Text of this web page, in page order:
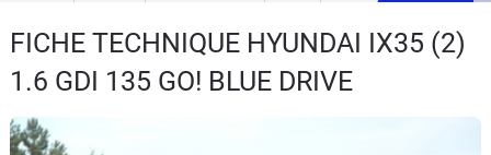
Essais
Guide
d'achat
FICHE TECHNIQUE HYUNDAI IX35 (2)
1.6 GDI 135 GO! BLUE DRIVE